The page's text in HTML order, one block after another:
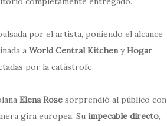
por el artista, poniendo el alcance
a World Central KitchenyHogar
por la catástrofe.
Elena Rose sorprendió al público con
gira europea. Su impecable directo,